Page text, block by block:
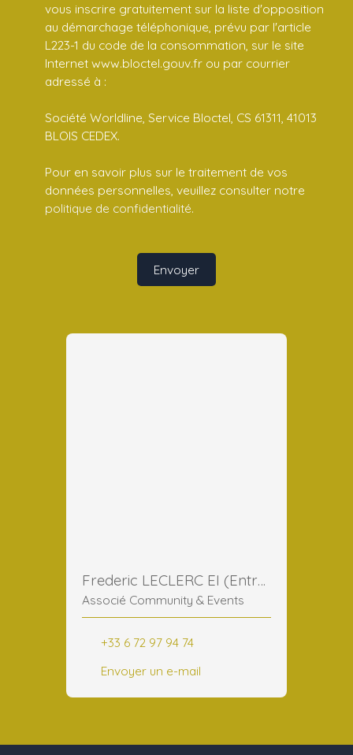
vous inscrire gratuitement sur la liste d'opposition
au démarchage téléphonique, prévu par l'article
L223-1 du code de la consommation, sur le site
Internet www.bloctel.gouv.fr ou par courrier
adressé à :
Société Worldline, Service Bloctel, CS 61311, 41013
BLOIS CEDEX.
Pour en savoir plus sur le traitement de vos
données personnelles, veuillez consulter notre
politique de confidentialité.
Envoyer
Frederic LECLERC EI (Entreprise Individuelle)
Associé Community & Events
+33 6 72 97 94 74
Envoyer un e-mail